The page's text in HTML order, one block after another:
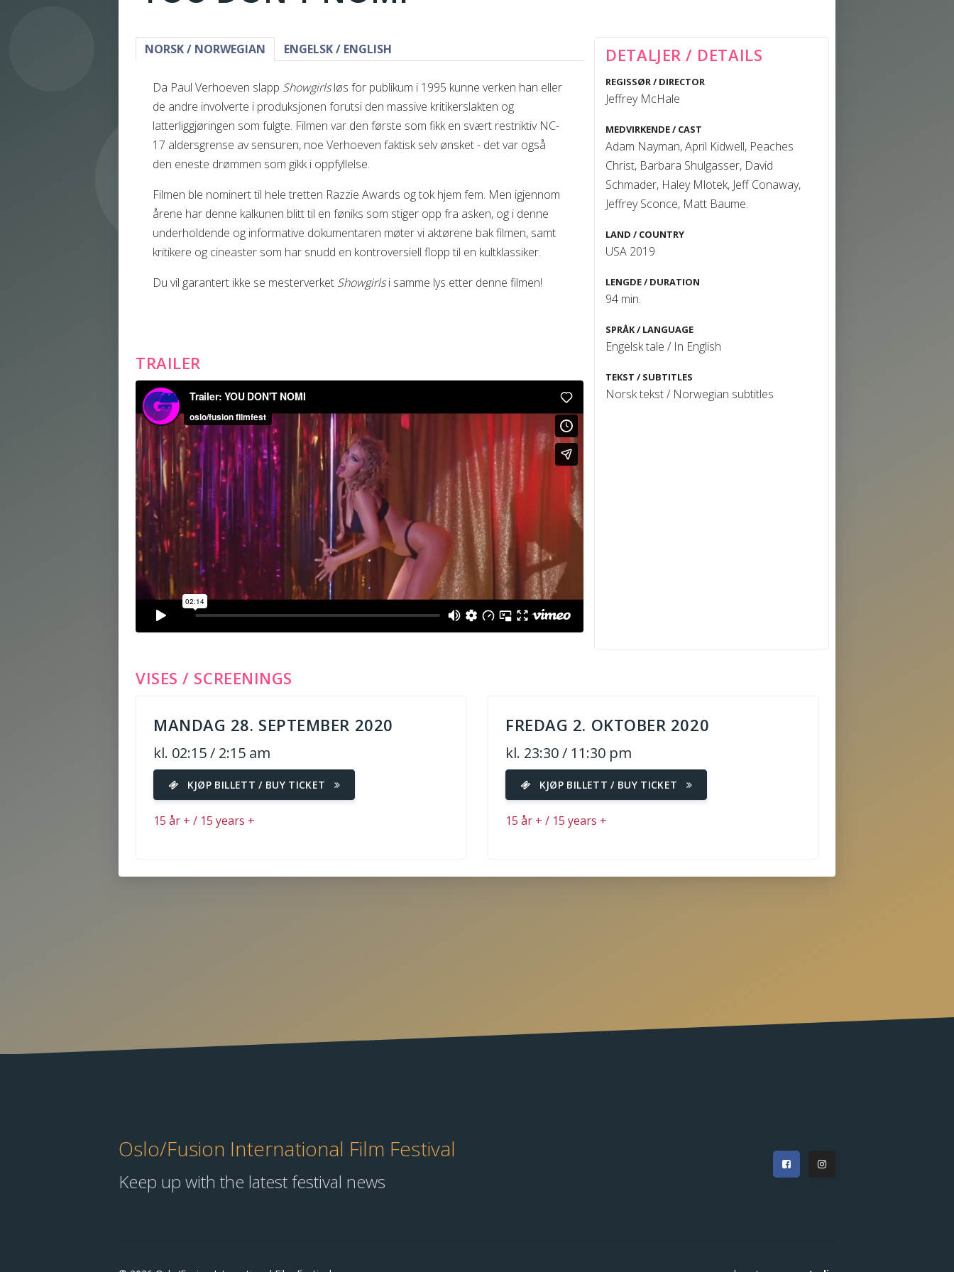
NORSK / NORWEGIAN ENGELSK / ENGLISH
Da Paul Verhoeven slapp Showgirlsløs for publikum i 1995 kunne verken han eller
de andre involverte i produksjonen forutsi den massive kritikerslakten og
latterliggjøringen som fulgte. Filmen var den første som fikk en svært restriktiv NC-
17 aldersgrense av sensuren, noe Verhoeven faktisk selv ønsket - det var også
den eneste drømmen som gikk i oppfyllelse.
Filmen ble nominert til hele tretten Razzie Awards og tok hjem fem. Men igjennom
årene har denne kalkunen blitt til en føniks som stiger opp fra asken, og i denne
underholdende og informative dokumentaren møter vi aktørene bak filmen, samt
kritikere og cineaster som har snudd en kontroversiell flopp til en kultklassiker.
Du vil garantert ikke se mesterverket Showgirlsi samme lys etter denne filmen!
TRAILER
DETALJER / DETAILS
REGISSØR / DIRECTOR
Jeffrey McHale
MEDVIRKENDE / CAST
Adam Nayman, April Kidwell, Peaches
Christ, Barbara Shulgasser, David
Schmader, Haley Mlotek, Jeff Conaway,
Jeffrey Sconce, Matt Baume.
LAND / COUNTRY
USA 2019
LENGDE / DURATION
94 min.
SPRÅK / LANGUAGE
Engelsk tale / In English
TEKST / SUBTITLES
Norsk tekst / Norwegian subtitles
VISES / SCREENINGS
MANDAG 28. SEPTEMBER 2020
kl. 02:15 / 2:15 am
KJØP BILLETT / BUY TICKET
15 år + / 15 years +
FREDAG 2. OKTOBER 2020
kl. 23:30 / 11:30 pm
KJØP BILLETT / BUY TICKET
15 år + / 15 years +
Oslo/Fusion International Film Festival
Keep up with the latest festival news